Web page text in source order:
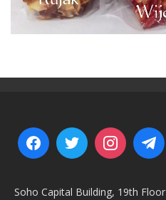
Soho Capital Building, 19th Floor